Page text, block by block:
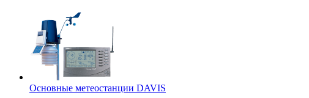
Основные метеостанции DAVIS